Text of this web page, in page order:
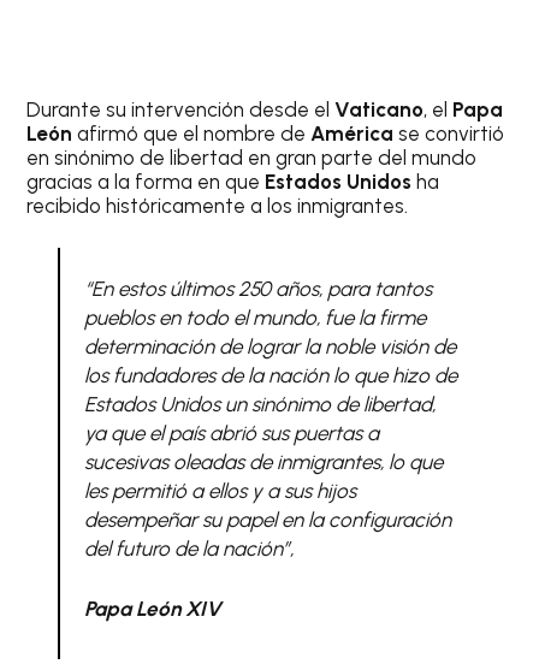
Durante su intervención desde elVaticano, el Papa
León afirmó que el nombre de América se convirtió
en sinónimo de libertad en gran parte del mundo
gracias a la forma en que Estados Unidos ha
recibido históricamente a los inmigrantes.
“En estos últimos 250 años, para tantos
pueblos en todo el mundo, fue la firme
determinación de lograr la noble visión de
los fundadores de la nación lo que hizo de
Estados Unidos un sinónimo de libertad,
ya que el país abrió sus puertas a
sucesivas oleadas de inmigrantes, lo que
les permitió a ellos y a sus hijos
desempeñar su papel en la configuración
del futuro de la nación”,
Papa León XIV